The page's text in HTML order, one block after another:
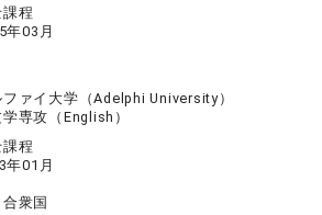
程
年03月
ファイ大学（Adelphi University）
専攻（English）
程
年01月
衆国